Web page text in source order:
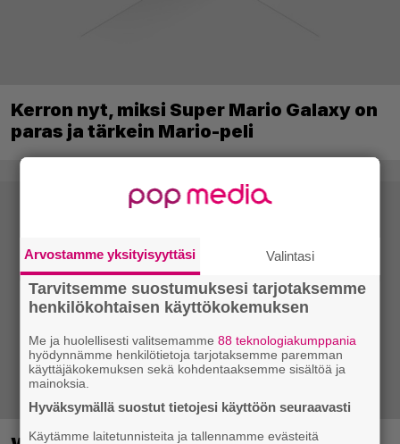
Kerron nyt, miksi Super Mario Galaxy on
paras ja tärkein Mario-peli
Arvostamme yksityisyyttäsi Valintasi
Tarvitsemme suostumuksesi tarjotaksemme
henkilökohtaisen käyttökokemuksen
Me ja huolellisesti valitsemamme88 teknologiakumppania
hyödynnämme henkilötietoja tarjotaksemme paremman
käyttäjäkokemuksen sekä kohdentaaksemme sisältöä ja
mainoksia.
Hyväksymällä suostut tietojesi käyttöön seuraavasti
Käytämme laitetunnisteita ja tallennamme evästeitä